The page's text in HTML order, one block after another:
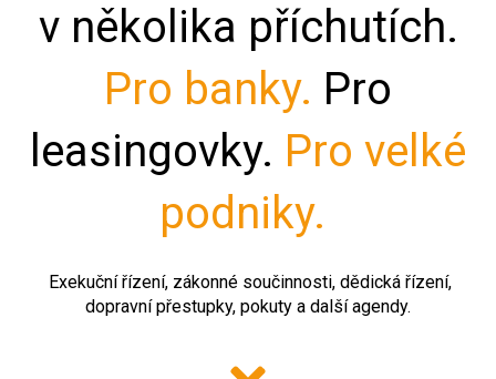
v několika příchutích.
Pro banky. Pro
leasingovky. Pro velké
podniky.
Exekuční řízení, zákonné součinnosti, dědická řízení,
dopravní přestupky, pokuty a další agendy.